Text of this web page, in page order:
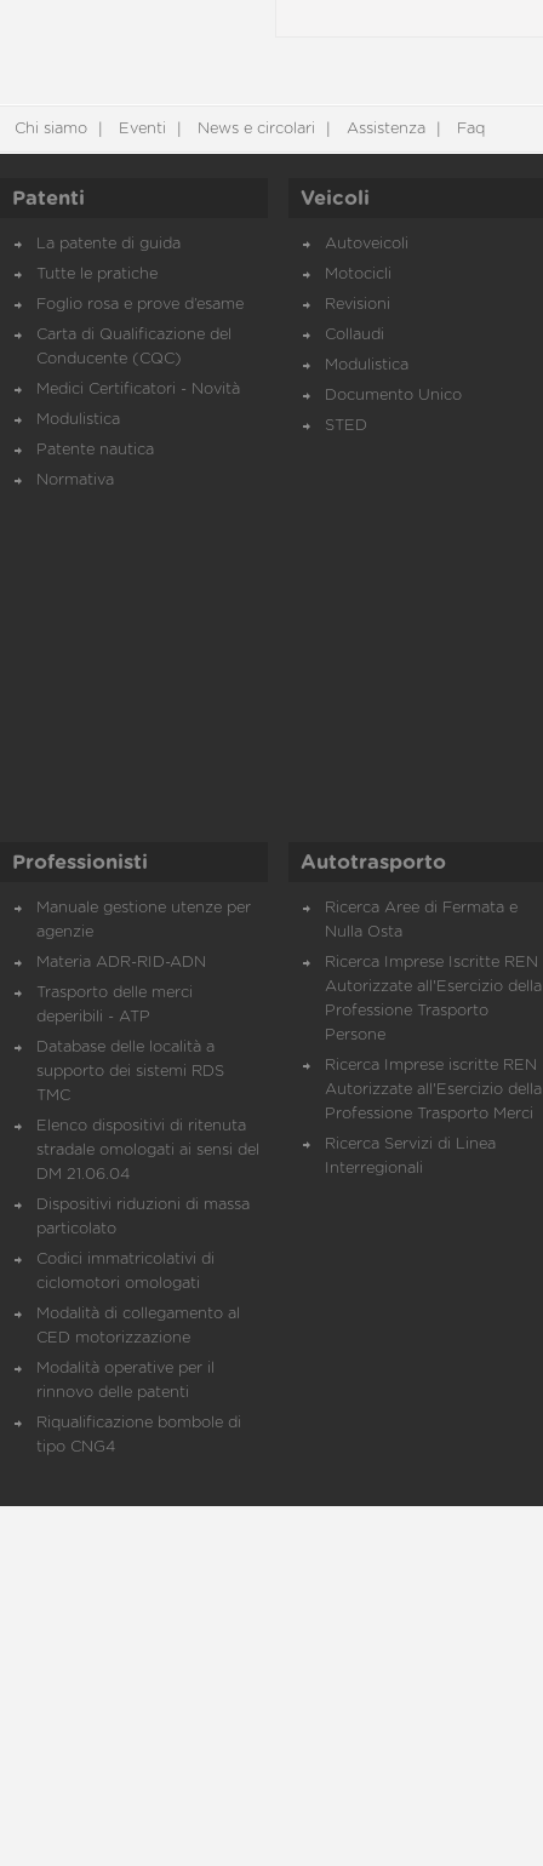
Chi siamo Eventi News e circolari Assistenza Faq
Patenti
La patente di guida
Tutte le pratiche
Foglio rosa e prove d’esame
Carta di Qualificazione del
Conducente (CQC)
Medici Certificatori - Novità
Modulistica
Patente nautica
Normativa
Veicoli
Autoveicoli
Motocicli
Revisioni
Collaudi
Modulistica
Documento Unico
STED
Professionisti
Manuale gestione utenze per
agenzie
Materia ADR-RID-ADN
Trasporto delle merci
deperibili - ATP
Database delle località a
supporto dei sistemi RDS
TMC
Elenco dispositivi di ritenuta
stradale omologati ai sensi del
DM 21.06.04
Dispositivi riduzioni di massa
particolato
Codici immatricolativi di
ciclomotori omologati
Modalità di collegamento al
CED motorizzazione
Modalità operative per il
rinnovo delle patenti
Riqualificazione bombole di
tipo CNG4
Autotrasporto
Ricerca Aree di Fermata e
Nulla Osta
Ricerca Imprese Iscritte REN
Autorizzate all'Esercizio della
Professione Trasporto
Persone
Ricerca Imprese iscritte REN
Autorizzate all'Esercizio della
Professione Trasporto Merci
Ricerca Servizi di Linea
Interregionali